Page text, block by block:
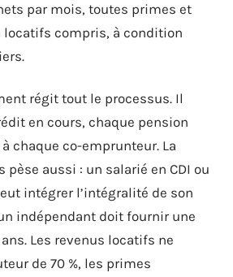
par mois, toutes primes et
locatifs compris, à condition
régit tout le processus. Il
en cours, chaque pension
chaque co-emprunteur. La
pèse aussi : un salarié en CDI ou
intégrer l’intégralité de son
indépendant doit fournir une
Les revenus locatifs ne
de 70 %, les primes